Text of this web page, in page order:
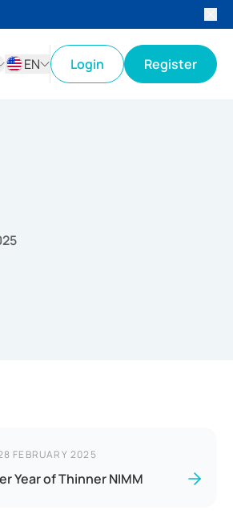
EN
Login Register
FEBRUARY 2025
Year of Thinner NIMM